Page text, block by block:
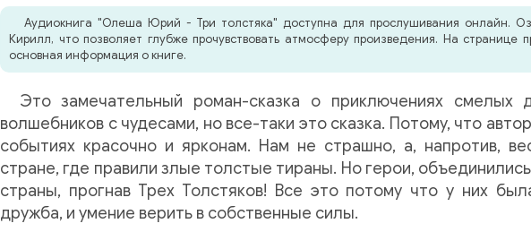
Аудиокнига "Олеша Юрий - Три толстяка" доступна для прослушивания онлайн.
Кирилл, что позволяет глубже прочувствовать атмосферу произведения. На странице
основная информация о книге.
Это замечательный роман-сказка о приключениях смелых
волшебников с чудесами, но все-таки это сказка. Потому, что
событиях красочно и ярконам. Нам не страшно, а, напротив,
стране, где правили злые толстые тираны. Но герои,
страны, прогнав Трех Толстяков! Все это потому что у них
дружба, и умение верить в собственные силы.